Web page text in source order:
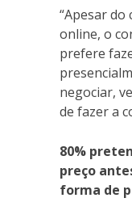
“Apesar do
online, o
prefere
negociar,
de fazer a
80%
preço
forma de